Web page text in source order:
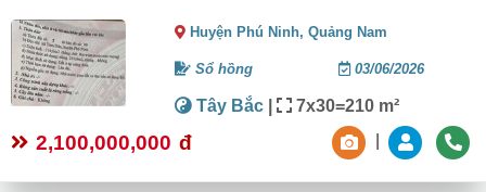
Huyện Phú Ninh,Quảng Nam
Sổ hồng 03/06/2026
Tây Bắc | 7x30=210 m²
2,100,000,000 đ